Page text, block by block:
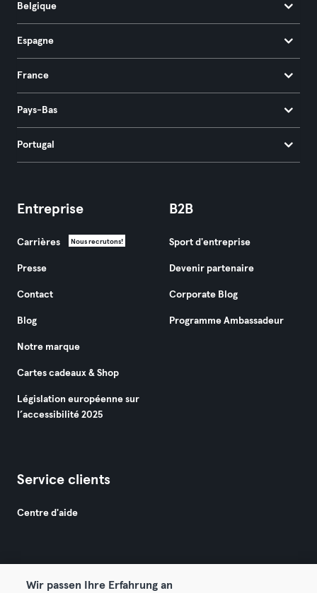
Belgique
Espagne
France
Pays-Bas
Portugal
Entreprise
Carrières Nous recrutons!
Presse
Contact
Blog
Notre marque
Cartes cadeaux & Shop
Législation européenne sur
l’accessibilité 2025
B2B
Sport d'entreprise
Devenir partenaire
Corporate Blog
Programme Ambassadeur
Service clients
Centre d'aide
Wir passen Ihre Erfahrung an